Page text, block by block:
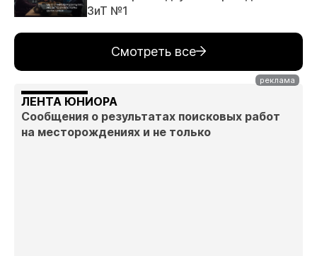
ЗиТ №1
Смотреть все
ЛЕНТА ЮНИОРА
Сообщения о результатах поисковых работ
на месторождениях и не только